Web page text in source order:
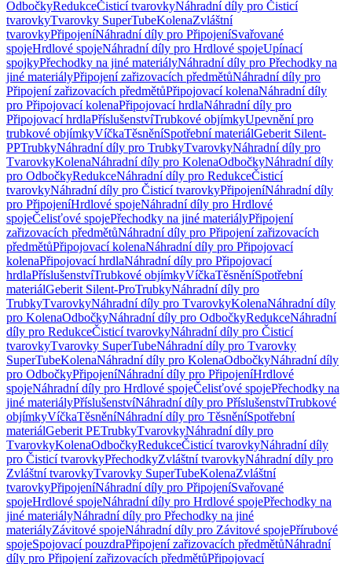
OdbočkyRedukceČisticí tvarovkyNáhradní díly pro Čisticí
tvarovkyTvarovky SuperTubeKolenaZvláštní
tvarovkyPřipojeníNáhradní díly pro PřipojeníSvařované
spojeHrdlové spojeNáhradní díly pro Hrdlové spojeUpínací
spojkyPřechodky na jiné materiályNáhradní díly pro Přechodky na
jiné materiályPřipojení zařizovacích předmětůNáhradní díly pro
Připojení zařizovacích předmětůPřipojovací kolenaNáhradní díly
pro Připojovací kolenaPřipojovací hrdlaNáhradní díly pro
Připojovací hrdlaPříslušenstvíTrubkové objímkyUpevnění pro
trubkové objímkyVíčkaTěsněníSpotřební materiálGeberit Silent-
PPTrubkyNáhradní díly pro TrubkyTvarovkyNáhradní díly pro
TvarovkyKolenaNáhradní díly pro KolenaOdbočkyNáhradní díly
pro OdbočkyRedukceNáhradní díly pro RedukceČisticí
tvarovkyNáhradní díly pro Čisticí tvarovkyPřipojeníNáhradní díly
pro PřipojeníHrdlové spojeNáhradní díly pro Hrdlové
spojeČelisťové spojePřechodky na jiné materiályPřipojení
zařizovacích předmětůNáhradní díly pro Připojení zařizovacích
předmětůPřipojovací kolenaNáhradní díly pro Připojovací
kolenaPřipojovací hrdlaNáhradní díly pro Připojovací
hrdlaPříslušenstvíTrubkové objímkyVíčkaTěsněníSpotřební
materiálGeberit Silent-ProTrubkyNáhradní díly pro
TrubkyTvarovkyNáhradní díly pro TvarovkyKolenaNáhradní díly
pro KolenaOdbočkyNáhradní díly pro OdbočkyRedukceNáhradní
díly pro RedukceČisticí tvarovkyNáhradní díly pro Čisticí
tvarovkyTvarovky SuperTubeNáhradní díly pro Tvarovky
SuperTubeKolenaNáhradní díly pro KolenaOdbočkyNáhradní díly
pro OdbočkyPřipojeníNáhradní díly pro PřipojeníHrdlové
spojeNáhradní díly pro Hrdlové spojeČelisťové spojePřechodky na
jiné materiályPříslušenstvíNáhradní díly pro PříslušenstvíTrubkové
objímkyVíčkaTěsněníNáhradní díly pro TěsněníSpotřební
materiálGeberit PETrubkyTvarovkyNáhradní díly pro
TvarovkyKolenaOdbočkyRedukceČisticí tvarovkyNáhradní díly
pro Čisticí tvarovkyPřechodkyZvláštní tvarovkyNáhradní díly pro
Zvláštní tvarovkyTvarovky SuperTubeKolenaZvláštní
tvarovkyPřipojeníNáhradní díly pro PřipojeníSvařované
spojeHrdlové spojeNáhradní díly pro Hrdlové spojePřechodky na
jiné materiályNáhradní díly pro Přechodky na jiné
materiályZávitové spojeNáhradní díly pro Závitové spojePřírubové
spojeSpojovací pouzdraPřipojení zařizovacích předmětůNáhradní
díly pro Připojení zařizovacích předmětůPřipojovací